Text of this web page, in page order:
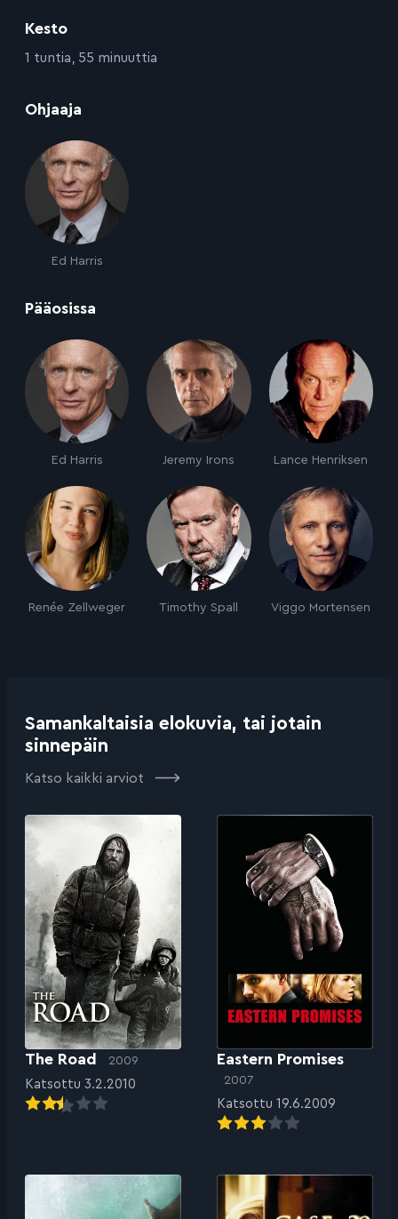
Kesto
:1 tuntia, 55 minuuttia
Ohjaaja
Ed Harris
Pääosissa
Ed Harris Jeremy Irons Lance Henriksen
Renée Zellweger Timothy Spall Viggo Mortensen
Samankaltaisia elokuvia, tai jotain
sinnepäin
Katso kaikki arviot
The Road 2009
Katsottu 3.2.2010
Eastern Promises
2007
Katsottu 19.6.2009